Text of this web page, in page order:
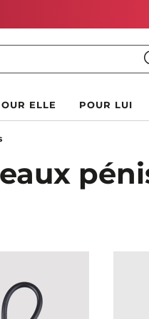
ELLE POUR LUI